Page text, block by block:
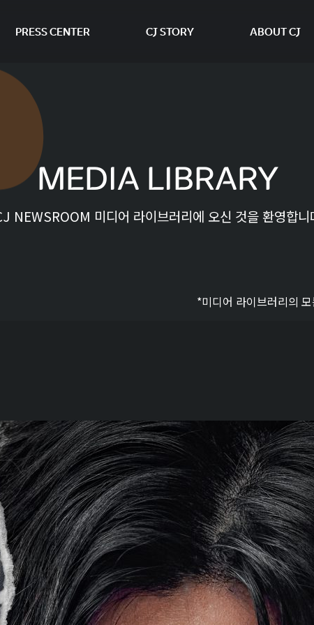
PRESS CENTER CJ STORY ABOUT CJ
MEDIA LIBRARY
NEWSROOM 미디어 라이브러리에 오신 것을 환영합니
*미디어 라이브러리의